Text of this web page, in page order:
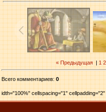
« Предыдущая| 1 2
Всего комментариев: 0
idth="100%" cellspacing="1"